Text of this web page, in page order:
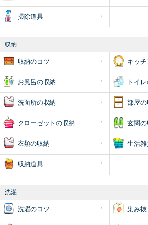
掃除道具
収納
収納のコツ キッ
お風呂の収納 トイ
洗面所の収納 部屋の
クローゼットの収納 玄関の
衣類の収納 生活雑
収納道具
洗濯
洗濯のコツ 染み抜